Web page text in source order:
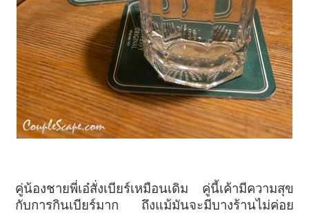
คู่น้องชายพี่เอ๋สั่งเบียร์เหมือนเดิม คู่นี้เค้ามีความสุข
กับการกินเบียร์มาก ถึงแม้มันจะมีบางร้านไม่ค่อย